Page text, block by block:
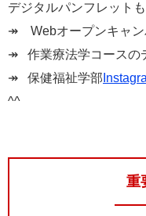
デジタルパンフレット
↠ Webオープンキャン
​↠ 作業療法学コースの
​​↠ 保健福祉学部
^^
重